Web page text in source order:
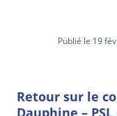
Publié le 19
Retour sur le
Dauphine –